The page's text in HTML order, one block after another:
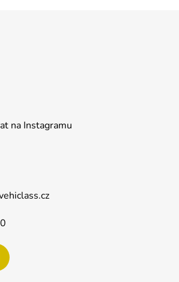
na Instagramu